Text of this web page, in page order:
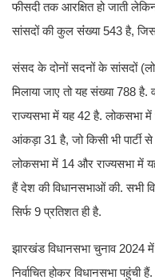
फीसदी तक आरक्षित हो जाती
सांसदों की कुल संंख्या 543 है,
संसद के दोनों सदनों के सांसदों
मिलाया जाए तो यह संख्या 788
राज्यसभा में यह 42 है. लोकसभा में
आंकड़ा 31 है, जो किसी भी पार्टी
लोकसभा में 14 और राज्यसभा में
हैं देश की विधानसभाओं की. सभी
सिर्फ 9 प्रतिशत ही है.
झारखंड विधानसभा चुनाव 2024
निर्वाचित होकर विधानसभा